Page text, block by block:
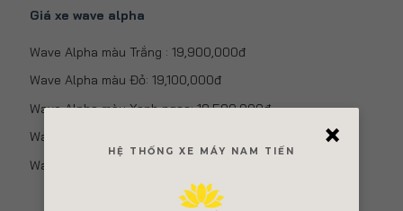
Giá xe wave alpha
Wave Alpha màu Trắng : 19,900,000đ
Wave Alpha màu Đỏ: 19,100,000đ
Wave Alpha màu Xanh ngọc: 19,500,000đ
Wave Alpha màu Xanh: 19,500,000đ
Wave Alpha màu Đen: 21,900,000đ
×
HỆ THỐNG XE MÁY NAM TIẾN